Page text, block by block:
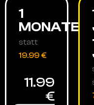
1
MONATE
statt
19.99 €
11.99
€